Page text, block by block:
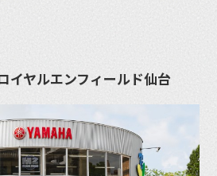
イヤルエンフィールド仙台